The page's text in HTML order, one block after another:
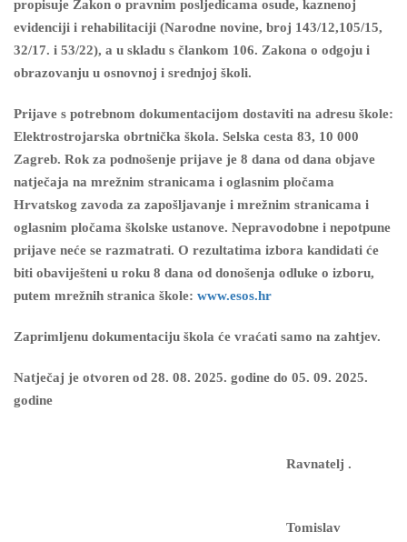
propisuje Zakon o pravnim posljedicama osude, kaznenoj
evidenciji i rehabilitaciji (Narodne novine, broj 143/12,105/15,
32/17. i 53/22), a u skladu s člankom 106. Zakona o odgoju i
obrazovanju u osnovnoj i srednjoj školi.
Prijave s potrebnom dokumentacijom dostaviti na adresu škole:
Elektrostrojarska obrtnička škola. Selska cesta 83, 10 000
Zagreb. Rok za podnošenje prijave je 8 dana od dana objave
natječaja na mrežnim stranicama i oglasnim pločama
Hrvatskog zavoda za zapošljavanje i mrežnim stranicama i
oglasnim pločama školske ustanove. Nepravodobne i nepotpune
prijave neće se razmatrati. O rezultatima izbora kandidati će
biti obaviješteni u roku 8 dana od donošenja odluke o izboru,
putem mrežnih stranica škole: www.esos.hr
Zaprimljenu dokumentaciju škola će vraćati samo na zahtjev.
Natječaj je otvoren od 28. 08. 2025. godine do 05. 09. 2025.
godine
Ravnatelj .
Tomislav